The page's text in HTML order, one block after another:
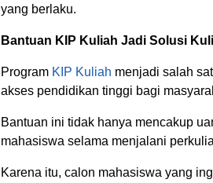
yang berlaku.
Bantuan KIP Kuliah Jadi Solusi
Program KIP Kuliah menjadi salah
akses pendidikan tinggi bagi
Bantuan ini tidak hanya mencakup
mahasiswa selama menjalani
Karena itu, calon mahasiswa yang